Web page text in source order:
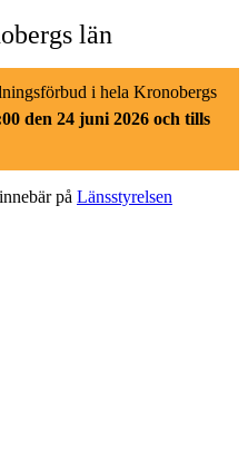
län
i hela Kronobergs
den 24 juni 2026 och tills
på Länsstyrelsen